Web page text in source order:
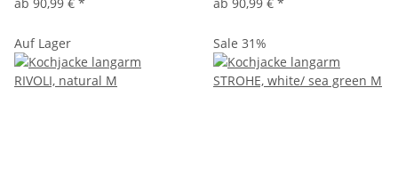
Auf Lager Sale 31%